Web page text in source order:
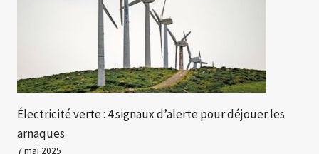
Électricité verte : 4 signaux d’alerte pour déjouer les
arnaques
7 mai 2025